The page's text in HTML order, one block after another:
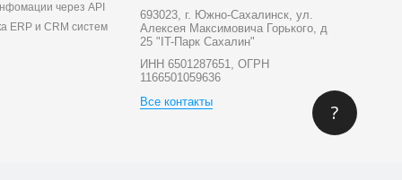
через API
ERP и CRM систем
693023, г. Южно-Сахалинск, ул.
Алексея Максимовича Горького, д
25 "IT-Парк Сахалин"
ИНН 6501287651, ОГРН
1166501059636
Все контакты
?